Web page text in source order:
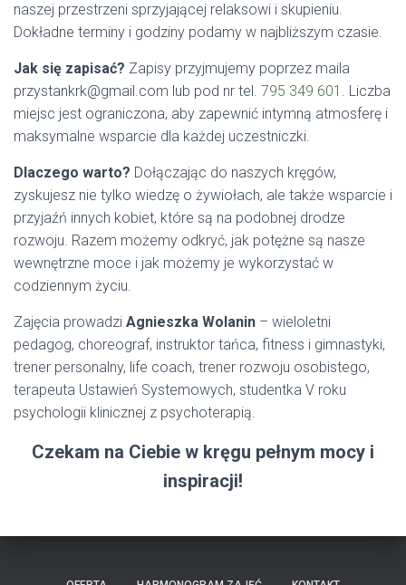
naszej przestrzeni sprzyjającej relaksowi i skupieniu.
Dokładne terminy i godziny podamy w najbliższym czasie.
Jak się zapisać? Zapisy przyjmujemy poprzez maila
przystankrk@gmail.com lub pod nr tel. 795 349 601 . Liczba
miejsc jest ograniczona, aby zapewnić intymną atmosferę i
maksymalne wsparcie dla każdej uczestniczki.
Dlaczego warto? Dołączając do naszych kręgów,
zyskujesz nie tylko wiedzę o żywiołach, ale także wsparcie i
przyjaźń innych kobiet, które są na podobnej drodze
rozwoju. Razem możemy odkryć, jak potężne są nasze
wewnętrzne moce i jak możemy je wykorzystać w
codziennym życiu.
Zajęcia prowadzi Agnieszka Wolanin – wieloletni
pedagog, choreograf, instruktor tańca, fitness i gimnastyki,
trener personalny, life coach, trener rozwoju osobistego,
terapeuta Ustawień Systemowych, studentka V roku
psychologii klinicznej z psychoterapią.
Czekam na Ciebie w kręgu pełnym mocy i
inspiracji!